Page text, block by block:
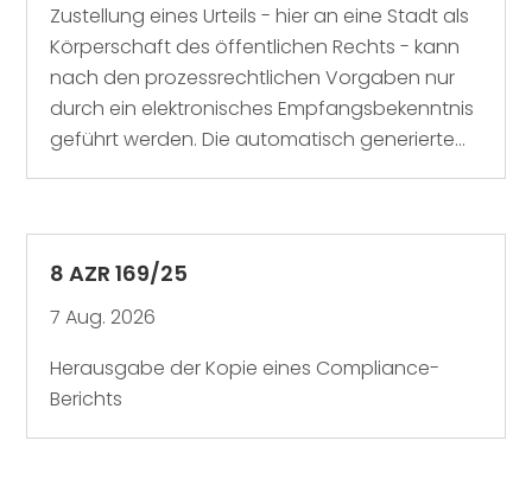
Zustellung eines Urteils - hier an eine Stadt als
Körperschaft des öffentlichen Rechts - kann
nach den prozessrechtlichen Vorgaben nur
durch ein elektronisches Empfangsbekenntnis
geführt werden. Die automatisch generierte...
8 AZR 169/25
7 Aug. 2026
Herausgabe der Kopie eines Compliance-
Berichts